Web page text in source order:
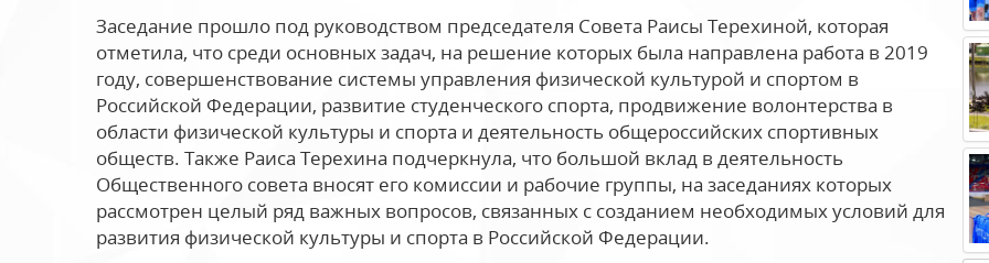
Заседание прошло под руководством председателя Совета Раисы Терехиной, которая
отметила, что среди основных задач, на решение которых была направлена работа в 2019
году, совершенствование системы управления физической культурой и спортом в
Российской Федерации, развитие студенческого спорта, продвижение волонтерства в
области физической культуры и спорта и деятельность общероссийских спортивных
обществ. Также Раиса Терехина подчеркнула, что большой вклад в деятельность
Общественного совета вносят его комиссии и рабочие группы, на заседаниях которых
рассмотрен целый ряд важных вопросов, связанных с созданием необходимых условий для
развития физической культуры и спорта в Российской Федерации.